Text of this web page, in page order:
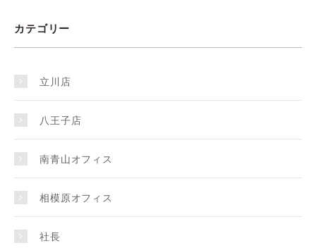
カテゴリー
立川店
八王子店
南青山オフィス
相模原オフィス
社長